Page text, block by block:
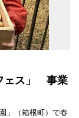
ェス」 事業
」（箱根町）で春